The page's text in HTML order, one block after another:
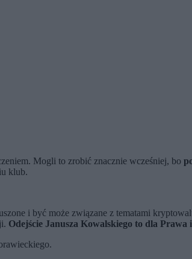
Mogli to zrobić znacznie wcześniej, bo
klub.
i być może związane z tematami
Odejście Janusza Kowalskiego to dla